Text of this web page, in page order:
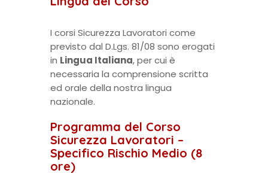
I corsi Sicurezza Lavoratori come
previsto dal D.Lgs. 81/08 sono erogati
in Lingua Italiana, per cui è
necessaria la comprensione scritta
ed orale della nostra lingua
nazionale.
Programma del Corso
Sicurezza Lavoratori –
Specifico Rischio Medio (8
ore)